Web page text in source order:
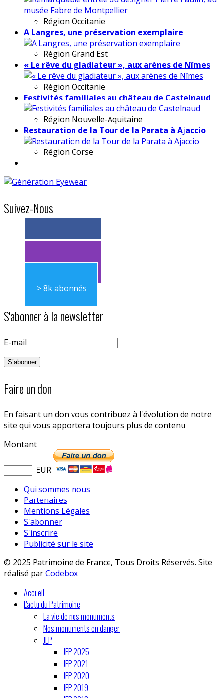
Région Occitanie
A Langres, une préservation exemplaire
Région Grand Est
« Le rêve du gladiateur », aux arènes de Nîmes
Région Occitanie
Festivités familiales au château de Castelnaud
Région Nouvelle-Aquitaine
Restauration de la Tour de la Parata à Ajaccio
Région Corse
Suivez-Nous
> 11k abonnés
> 11k abonnés
> 8k abonnés
S'abonner à la newsletter
E-mail
Faire un don
En faisant un don vous contribuez à l'évolution de notre
site qui vous apportera toujours plus de contenu
Montant
EUR
Qui sommes nous
Partenaires
Mentions Légales
S'abonner
S'inscrire
Publicité sur le site
© 2025 Patrimoine de France, Tous Droits Réservés. Site
réalisé parCodebox
Accueil
L'actu du Patrimoine
La vie de nos monuments
Nos monuments en danger
JEP
JEP 2025
JEP 2021
JEP 2020
JEP 2019